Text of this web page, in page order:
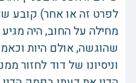
לפרט זה או אחר) קובע
מחילה על החוב, היה
שהוגשה, אולם היות
וניסיונו של דוד לחזור